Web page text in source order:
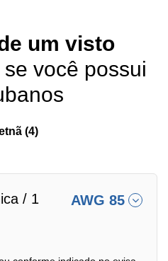
um visto
se você possui
(4)
/ 1
AWG 85